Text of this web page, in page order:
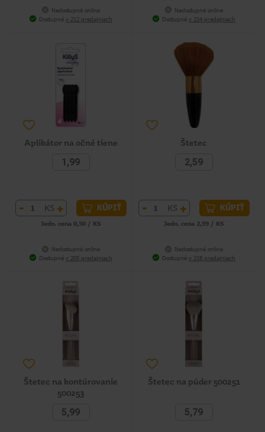
Nedostupné online
Dostupné v 212 predajniach
Nedostupné online
Dostupné v 214 predajniach
Aplikátor na očné tiene
1,99
- KS + KÚPIŤ
Jedn. cena 0,50 / KS
Nedostupné online
Dostupné v 205 predajniach
Štetec
2,59
- KS + KÚPIŤ
Jedn. cena 2,59 / KS
Nedostupné online
Dostupné v 218 predajniach
Štetec na kontúrovanie
500253
5,99
Štetec na púder 500251
5,79